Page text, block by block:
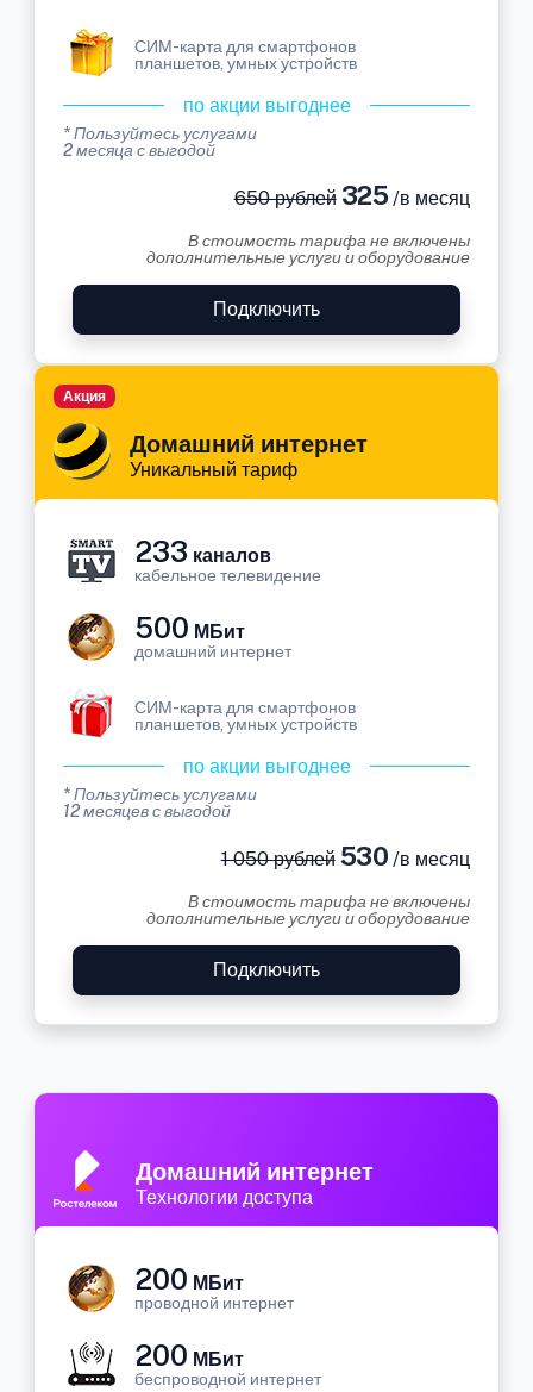
СИМ-карта для смартфонов
планшетов, умных устройств
по акции выгоднее
* Пользуйтесь услугами
2 месяца с выгодой
650 рублей325 /в месяц
В стоимость тарифа не включены
дополнительные услуги и оборудование
Подключить
Домашний интернет
Уникальный тариф
Акция
233 каналов
кабельное телевидение
500 МБит
домашний интернет
СИМ-карта для смартфонов
планшетов, умных устройств
по акции выгоднее
* Пользуйтесь услугами
12 месяцев с выгодой
1 050 рублей530 /в месяц
В стоимость тарифа не включены
дополнительные услуги и оборудование
Подключить
Домашний интернет
Технологии доступа
200 МБит
проводной интернет
200 МБит
беспроводной интернет